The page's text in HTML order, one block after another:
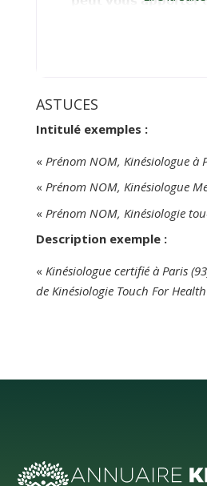
𝑜𝑛𝑡 𝑠𝑜𝑢𝑣𝑒𝑛𝑡 𝑝𝑜𝑢𝑟 𝑐𝑎𝑢𝑠𝑒 𝑑𝑒𝑠
𝑎𝑢𝑡𝑜𝑚𝑎𝑡𝑖𝑞𝑢𝑒𝑠 𝑑𝑒𝑣𝑎𝑛𝑡
𝑠𝑒𝑛𝑡𝑜𝑛𝑠
ASTUCES
Intitulé exemples :
« Prénom NOM, Kinésiologue à
« Prénom NOM, Kinésiologue
« Prénom NOM, Kinésiologie
Description exemple :
« Kinésiologue certifié à Paris
de Kinésiologie Touch For Health